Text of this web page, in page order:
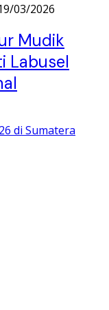
03/2026
Mudik
Labusel
di Sumatera